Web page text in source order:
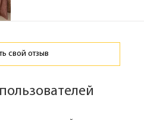
свой отзыв